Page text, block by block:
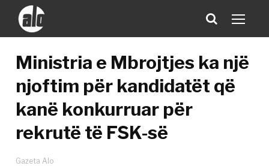
Ministria e Mbrojtjes ka një
njoftim për kandidatët që
kanë konkurruar për
rekrutë të FSK-së
Gazeta Alo